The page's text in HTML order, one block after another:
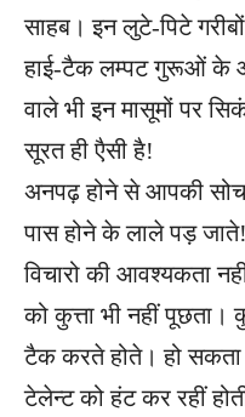
साहब। इन लुटे-पिटे
हाई-टैक लम्पट गुरूओं के
वाले भी इन मासूमों पर
सूरत ही एैसी है!
अनपढ़ होने से आपकी सोच
पास होने के लाले पड़
विचारो की आवश्यकता
को कुत्ता भी नहीं
टैक करते होते। हो
टेलेन्ट को हंट कर रहीं